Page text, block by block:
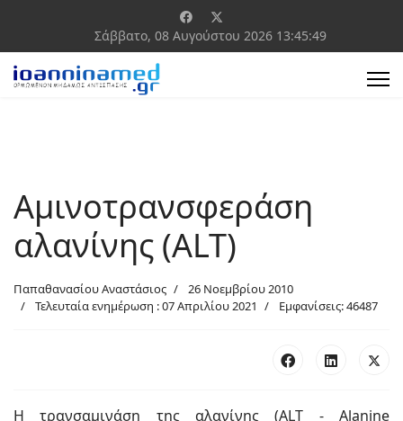
Σάββατο, 08 Αυγούστου 2026 13:45:49
Αμινοτρανσφεράση
αλανίνης (ALT)
Παπαθανασίου Αναστάσιος
26 Νοεμβρίου 2010
Τελευταία ενημέρωση : 07 Απριλίου 2021
Εμφανίσεις: 46487
H τρανσαμινάση της αλανίνης (ALT - Alanine